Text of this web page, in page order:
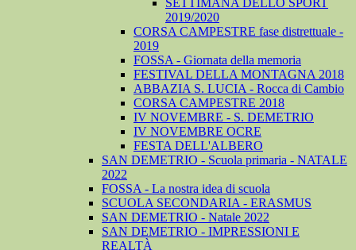
SETTIMANA DELLO SPORT
2019/2020
CORSA CAMPESTRE fase distrettuale -
2019
FOSSA - Giornata della memoria
FESTIVAL DELLA MONTAGNA 2018
ABBAZIA S. LUCIA - Rocca di Cambio
CORSA CAMPESTRE 2018
IV NOVEMBRE - S. DEMETRIO
IV NOVEMBRE OCRE
FESTA DELL'ALBERO
SAN DEMETRIO - Scuola primaria - NATALE
2022
FOSSA - La nostra idea di scuola
SCUOLA SECONDARIA - ERASMUS
SAN DEMETRIO - Natale 2022
SAN DEMETRIO - IMPRESSIONI E
REALTÀ